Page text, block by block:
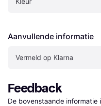
Aanvullende informatie
Vermeld op Klarna
Feedback
De bovenstaande